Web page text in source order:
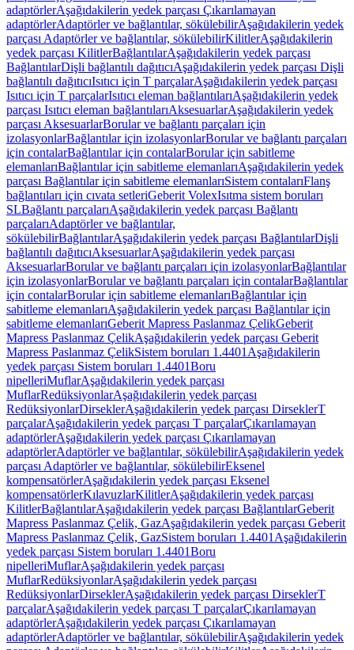
adaptörlerAşağıdakilerin yedek parçası Çıkarılamayan
adaptörlerAdaptörler ve bağlantılar, sökülebilirAşağıdakilerin yedek
parçası Adaptörler ve bağlantılar, sökülebilirKilitlerAşağıdakilerin
yedek parçası KilitlerBağlantılarAşağıdakilerin yedek parçası
BağlantılarDişli bağlantılı dağıtıcıAşağıdakilerin yedek parçası Dişli
bağlantılı dağıtıcıIsıtıcı için T parçalarAşağıdakilerin yedek parçası
Isıtıcı için T parçalarIsıtıcı eleman bağlantılarıAşağıdakilerin yedek
parçası Isıtıcı eleman bağlantılarıAksesuarlarAşağıdakilerin yedek
parçası AksesuarlarBorular ve bağlantı parçaları için
izolasyonlarBağlantılar için izolasyonlarBorular ve bağlantı parçaları
için contalarBağlantılar için contalarBorular için sabitleme
elemanlarıBağlantılar için sabitleme elemanlarıAşağıdakilerin yedek
parçası Bağlantılar için sabitleme elemanlarıSistem contalarıFlanş
bağlantıları için cıvata setleriGeberit VolexIsıtma sistem boruları
SLBağlantı parçalarıAşağıdakilerin yedek parçası Bağlantı
parçalarıAdaptörler ve bağlantılar,
sökülebilirBağlantılarAşağıdakilerin yedek parçası BağlantılarDişli
bağlantılı dağıtıcıAksesuarlarAşağıdakilerin yedek parçası
AksesuarlarBorular ve bağlantı parçaları için izolasyonlarBağlantılar
için izolasyonlarBorular ve bağlantı parçaları için contalarBağlantılar
için contalarBorular için sabitleme elemanlarıBağlantılar için
sabitleme elemanlarıAşağıdakilerin yedek parçası Bağlantılar için
sabitleme elemanlarıGeberit Mapress Paslanmaz ÇelikGeberit
Mapress Paslanmaz ÇelikAşağıdakilerin yedek parçası Geberit
Mapress Paslanmaz ÇelikSistem boruları 1.4401 Aşağıdakilerin
yedek parçası Sistem boruları 1.4401Boru
nipelleriMuflarAşağıdakilerin yedek parçası
MuflarRedüksiyonlarAşağıdakilerin yedek parçası
RedüksiyonlarDirseklerAşağıdakilerin yedek parçası DirseklerT
parçalarAşağıdakilerin yedek parçası T parçalarÇıkarılamayan
adaptörlerAşağıdakilerin yedek parçası Çıkarılamayan
adaptörlerAdaptörler ve bağlantılar, sökülebilirAşağıdakilerin yedek
parçası Adaptörler ve bağlantılar, sökülebilirEksenel
kompensatörlerAşağıdakilerin yedek parçası Eksenel
kompensatörlerKılavuzlarKilitlerAşağıdakilerin yedek parçası
KilitlerBağlantılarAşağıdakilerin yedek parçası BağlantılarGeberit
Mapress Paslanmaz Çelik, GazAşağıdakilerin yedek parçası Geberit
Mapress Paslanmaz Çelik, GazSistem boruları 1.4401 Aşağıdakilerin
yedek parçası Sistem boruları 1.4401Boru
nipelleriMuflarAşağıdakilerin yedek parçası
MuflarRedüksiyonlarAşağıdakilerin yedek parçası
RedüksiyonlarDirseklerAşağıdakilerin yedek parçası DirseklerT
parçalarAşağıdakilerin yedek parçası T parçalarÇıkarılamayan
adaptörlerAşağıdakilerin yedek parçası Çıkarılamayan
adaptörlerAdaptörler ve bağlantılar, sökülebilirAşağıdakilerin yedek